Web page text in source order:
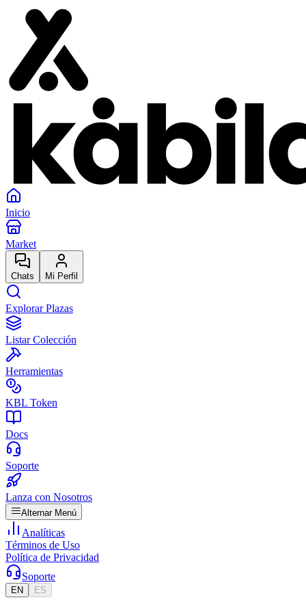
Inicio
Market
Chats Mi Perfil
Explorar Plazas
Listar Colección
Herramientas
KBL Token
Docs
Soporte
Lanza con Nosotros
Alternar Menú
Analíticas
Términos de Uso
Política de Privacidad
Soporte
EN ES